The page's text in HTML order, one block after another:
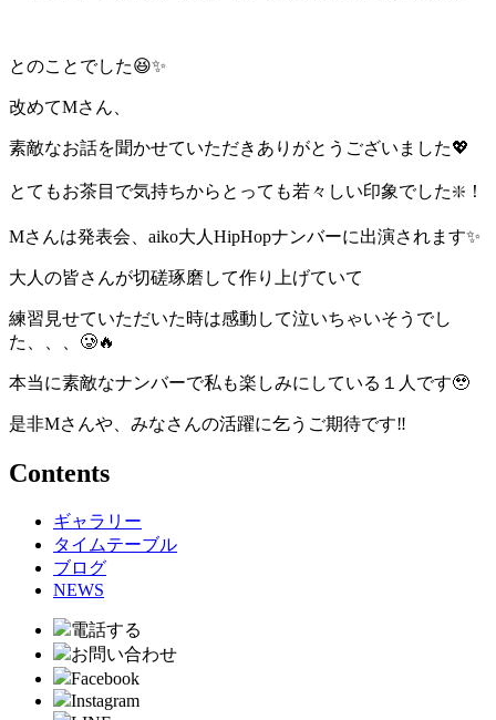
とのことでした😆✨
改めてMさん、
素敵なお話を聞かせていただきありがとうございました💖
とてもお茶目で気持ちからとっても若々しい印象でした❇️！
Mさんは発表会、aiko大人HipHopナンバーに出演されます✨
大人の皆さんが切磋琢磨して作り上げていて
練習見せていただいた時は感動して泣いちゃいそうでし
た、、、🥲🔥
本当に素敵なナンバーで私も楽しみにしている１人です🥹
是非Mさんや、みなさんの活躍に乞うご期待です‼️
Contents
ギャラリー
タイムテーブル
ブログ
NEWS
電話する
お問い合わせ
Facebook
Instagram